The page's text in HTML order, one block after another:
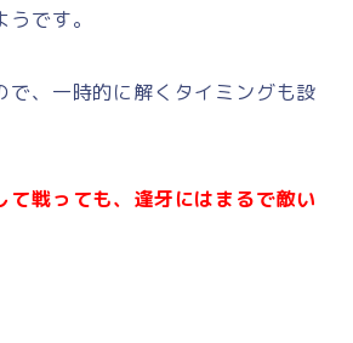
です。
で、一時的に解くタイミングも設
て戦っても、逢牙にはまるで敵い